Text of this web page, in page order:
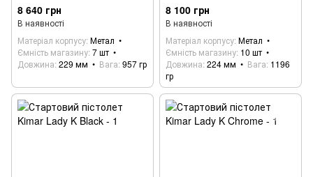
8 640 грн
В наявності
Матеріал корпусу Метал
Ємність магазину 7 шт
Довжина 229 мм Вага 957 гр
8 100 грн
В наявності
Матеріал корпусу Метал
Ємність магазину 10 шт
Довжина 224 мм Вага 1196
гр